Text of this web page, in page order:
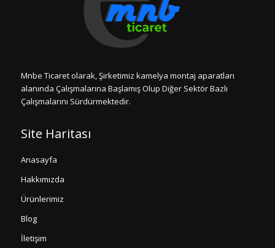
Mnbe Ticaret olarak, Şirketimiz kamelya montaj aparatları
alanında Çalışmalarına Başlamış Olup Diğer Sektör Bazlı
Çalışmalarını Sürdürmektedir.
Site Haritası
Anasayfa
Hakkımızda
Ürünlerimiz
Blog
İletişim